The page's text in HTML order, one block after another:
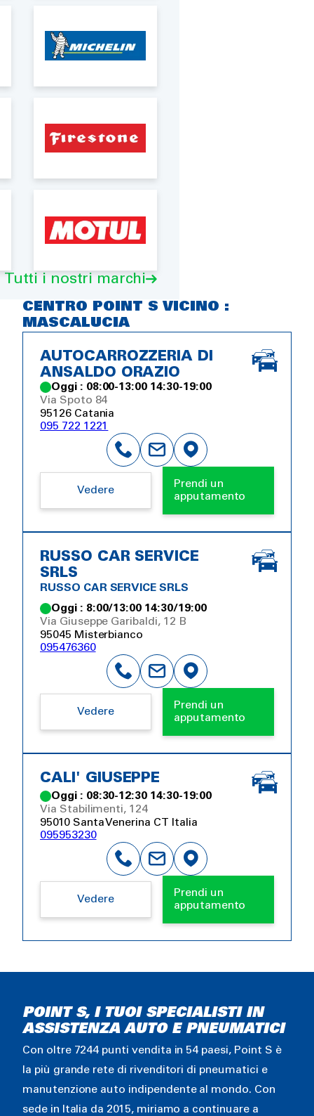
Tutti i nostri marchi
CENTRO POINT S VICINO :
MASCALUCIA
AUTOCARROZZERIA DI
ANSALDO ORAZIO
Oggi : 08:00-13:00 14:30-19:00
Via Spoto 84
95126 Catania
095 722 1221
Vedere
Prendi un
apputamento
RUSSO CAR SERVICE
SRLS
RUSSO CAR SERVICE SRLS
Oggi : 8:00/13:00 14:30/19:00
Via Giuseppe Garibaldi, 12 B
95045 Misterbianco
095476360
Vedere
Prendi un
apputamento
CALI' GIUSEPPE
Oggi : 08:30-12:30 14:30-19:00
Via Stabilimenti, 124
95010 Santa Venerina CT Italia
095953230
Vedere
Prendi un
apputamento
POINT S, I TUOI SPECIALISTI IN
ASSISTENZA AUTO E PNEUMATICI
Con oltre 7244 punti vendita in 54 paesi, Point S è
la più grande rete di rivenditori di pneumatici e
manutenzione auto indipendente al mondo. Con
sede in Italia da 2015, miriamo a continuare a